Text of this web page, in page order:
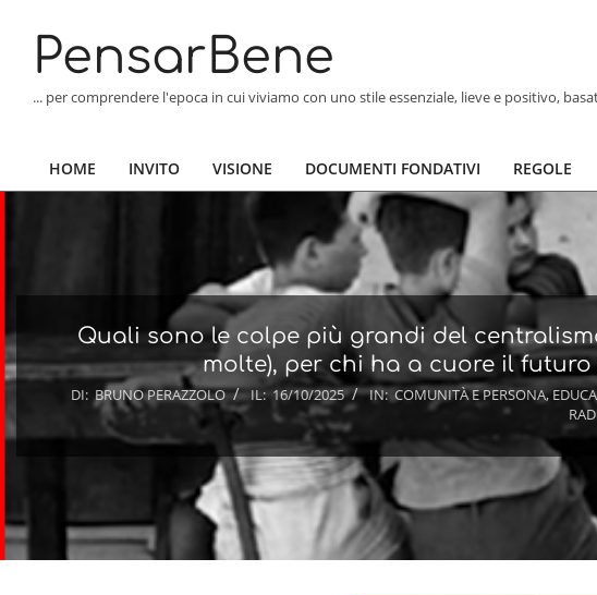
contentPensarBene
... per comprendere l'epoca in cui viviamo con uno stile essenziale, lieve e positivo,
Primary
HOME INVITO VISIONE DOCUMENTI FONDATIVI REGOLE
Quali sono le colpe più grandi del
molte), per chi ha a cuore il
DI: BRUNO PERAZZOLO IL: 16/10/2025 IN: COMUNITÀ E PERSONA,